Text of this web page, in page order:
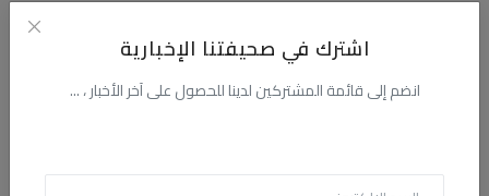
اشترك في صحيفتنا الإخبارية
انضم إلى قائمة المشتركين لدينا للحصول على آخر الأخبار ، ...